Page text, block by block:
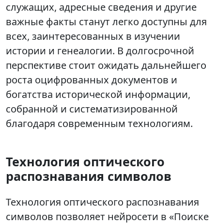
служащих, адресные сведения и другие
важные факты станут легко доступны для
всех, заинтересованных в изучении
истории и генеалогии. В долгосрочной
перспективе стоит ожидать дальнейшего
роста оцифрованных документов и
богатства исторической информации,
собранной и систематизированной
благодаря современным технологиям.
Технология оптического
распознавания символов
Технология оптического распознавания
символов позволяет нейросети в «Поиске